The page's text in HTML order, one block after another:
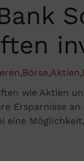
,Börse,Aktien,
wie Aktien
Ersparnisse
eine